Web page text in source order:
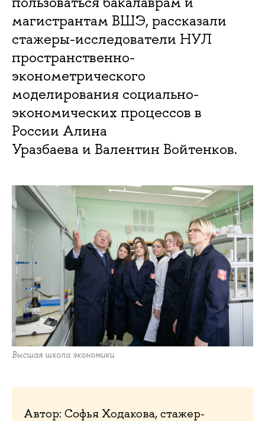
магистрантам ВШЭ, рассказали
стажеры-исследователи НУЛ
пространственно-
эконометрического
моделирования социально-
экономических процессов в
России Алина
Уразбаева и Валентин Войтенков.
Высшая школа экономики
Автор: Софья Ходакова, стажер-